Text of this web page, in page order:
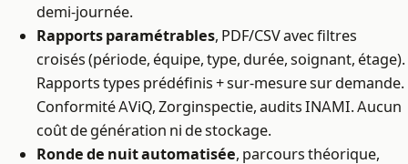
demi-journée.
Rapports paramétrables, PDF/CSV avec filtres
croisés (période, équipe, type, durée, soignant, étage).
Rapports types prédéfinis + sur-mesure sur demande.
Conformité AViQ, Zorginspectie, audits INAMI. Aucun
coût de génération ni de stockage.
Ronde de nuit automatisée, parcours théorique,